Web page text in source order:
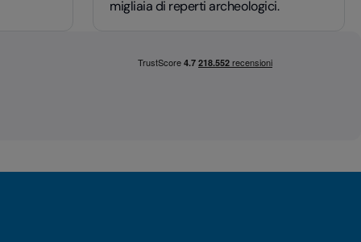
migliaia di reperti archeologici.